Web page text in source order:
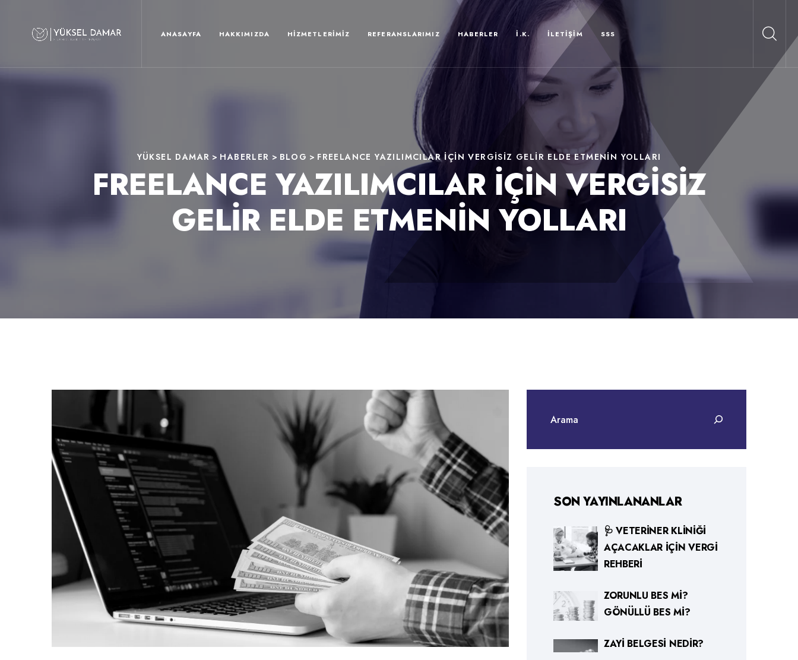
ANASAYFA HAKKIMIZDA HIZMETLERIMIZ REFERANSLARIMIZ HABERLER İ.K. İLETIŞIM SSS
YÜKSEL DAMAR > HABERLER > BLOG > FREELANCE YAZILIMCILAR İÇIN VERGISIZ GELIR ELDE ETMENIN YOLLARI
FREELANCE YAZILIMCILAR İÇIN VERGISIZ
GELIR ELDE ETMENIN YOLLARI
SON YAYINLANANLAR
🩺 VETERINER KLINIĞI
AÇACAKLAR İÇIN VERGI
REHBERI
ZORUNLU BES MI?
GÖNÜLLÜ BES MI?
ZAYI BELGESI NEDIR?